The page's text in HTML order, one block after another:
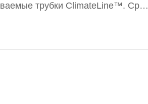
трубки ClimateLine™. Срок